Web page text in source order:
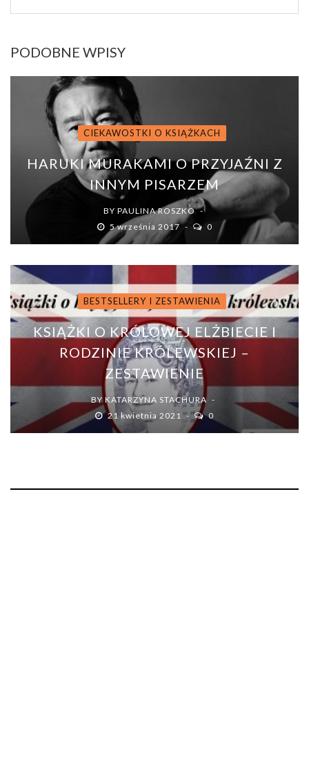
PODOBNE WPISY
CIEKAWOSTKI O KSIĄŻKACH
HARUKI MURAKAMI O PRZYJAŹNI Z
INNYM PISARZEM
BY PAULINA ROSZKO
5 września 2017
0
BESTSELLERY I ZESTAWIENIA
KSIĄŻKI O KRÓLOWEJ ELŻBIECIE I
RODZINIE KRÓLEWSKIEJ –
ZESTAWIENIE
BYKATARZYNA STACHURA
21 kwietnia 2021
0